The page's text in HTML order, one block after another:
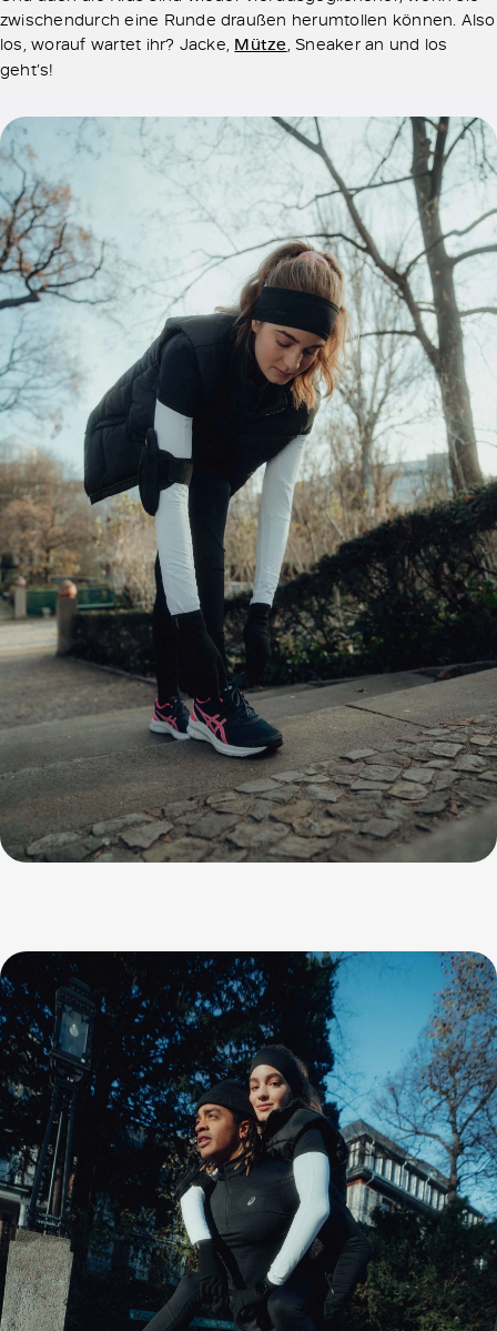
zwischendurch eine Runde draußen herumtollen können. Also
los, worauf wartet ihr? Jacke, Mütze, Sneaker an und los
geht’s!